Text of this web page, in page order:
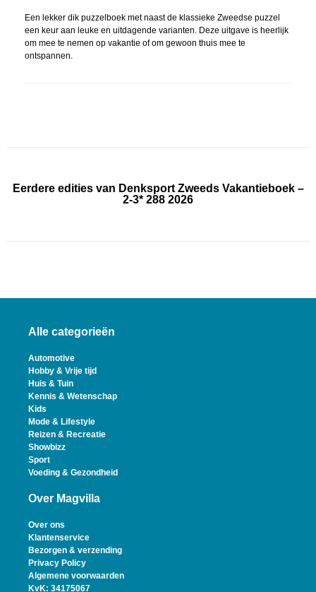
Een lekker dik puzzelboek met naast de klassieke Zweedse puzzel
een keur aan leuke en uitdagende varianten. Deze uitgave is heerlijk
om mee te nemen op vakantie of om gewoon thuis mee te
ontspannen.
Eerdere edities van Denksport Zweeds Vakantieboek –
2-3* 288 2026
Alle categorieën
Automotive
Hobby & Vrije tijd
Huis & Tuin
Kennis & Wetenschap
Kids
Mode & Lifestyle
Reizen & Recreatie
Showbizz
Sport
Voeding & Gezondheid
Over Magvilla
Over ons
Klantenservice
Bezorgen & verzending
Privacy Policy
Algemene voorwaarden
KvK: 34175067